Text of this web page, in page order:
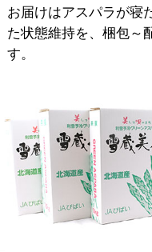
お届けはアスパラが寝
た状態維持を、梱包～
す。